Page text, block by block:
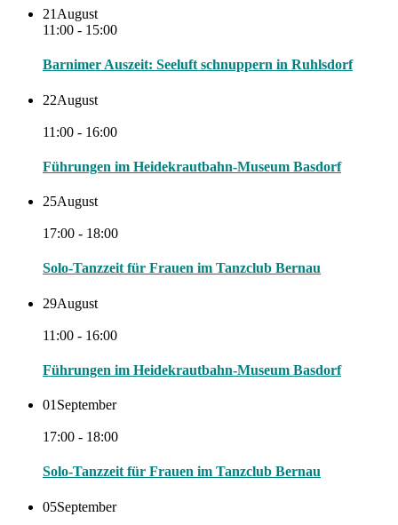
21 August
11:00 - 15:00
Barnimer Auszeit: Seeluft schnuppern in Ruhlsdorf
22August
11:00 - 16:00
Führungen im Heidekrautbahn-Museum Basdorf
25August
17:00 - 18:00
Solo-Tanzzeit für Frauen im Tanzclub Bernau
29August
11:00 - 16:00
Führungen im Heidekrautbahn-Museum Basdorf
01 September
17:00 - 18:00
Solo-Tanzzeit für Frauen im Tanzclub Bernau
05September